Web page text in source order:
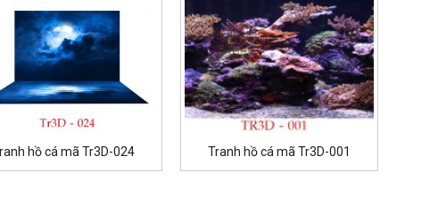
hồ cá mã Tr3D-024 Tranh hồ cá mã Tr3D-001